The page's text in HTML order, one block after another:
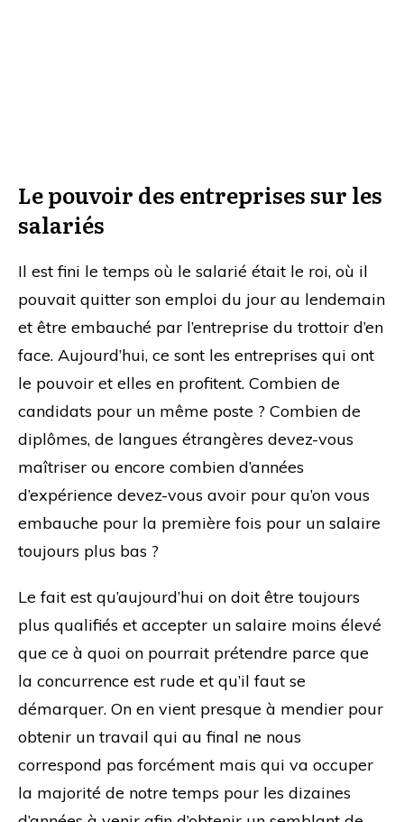
Le pouvoir des entreprises sur les
salariés
Il est fini le temps où le salarié était le roi, où il
pouvait quitter son emploi du jour au lendemain
et être embauché par l’entreprise du trottoir d’en
face. Aujourd’hui, ce sont les entreprises qui ont
le pouvoir et elles en profitent. Combien de
candidats pour un même poste ? Combien de
diplômes, de langues étrangères devez-vous
maîtriser ou encore combien d’années
d’expérience devez-vous avoir pour qu’on vous
embauche pour la première fois pour un salaire
toujours plus bas ?
Le fait est qu’aujourd’hui on doit être toujours
plus qualifiés et accepter un salaire moins élevé
que ce à quoi on pourrait prétendre parce que
la concurrence est rude et qu’il faut se
démarquer. On en vient presque à mendier pour
obtenir un travail qui au final ne nous
correspond pas forcément mais qui va occuper
la majorité de notre temps pour les dizaines